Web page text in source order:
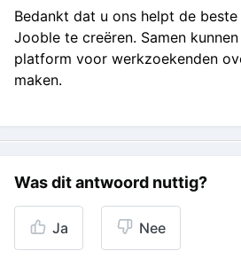
Bedankt dat u ons helpt de
Jooble te creëren. Samen
platform voor werkzoekenden
maken.
Was dit antwoord nuttig?
Ja Nee